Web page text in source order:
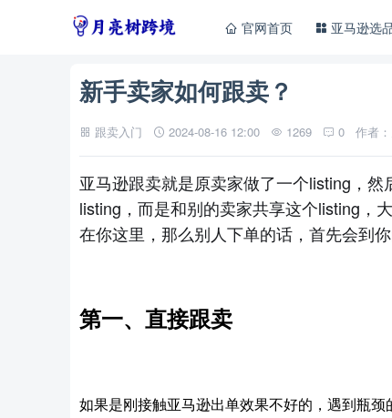
官网首页 亚马逊选
新手卖家如何跟卖？
跟卖入门 2024-08-16 12:00 1269 0 作者
亚马逊跟卖就是原卖家做了一个listing，然
listing， 而是和别的卖家共享这个listing，
在你这里，那么别人下单的话，首先会到
第一、直接跟卖
如果是刚接触亚马逊出单效果不好的，遇到瓶